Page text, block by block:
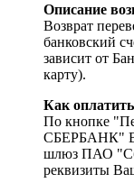
Описание
Возврат
банковский
зависит от
карту).
Как
По кнопке
СБЕРБАНК"
шлюз ПАО
реквизиты